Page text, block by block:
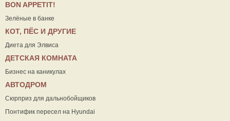
ВON APPETIT!
Зелёные в банке
КОТ, ПЁС И ДРУГИЕ
Диета для Элвиса
ДЕТСКАЯ КОМНАТА
Бизнес на каникулах
АВТОДРОМ
Сюрприз для дальнобойщиков
Понтифик пересел на Hyundai